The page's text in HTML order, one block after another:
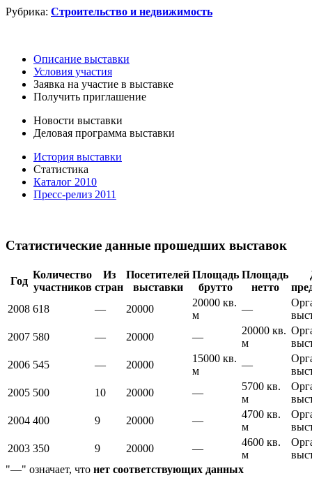
Рубрика: Строительство и недвижимость
Описание выставки
Условия участия
Заявка на участие в выставке
Получить приглашение
Новости выставки
Деловая программа выставки
История выставки
Статистика
Каталог 2010
Пресс-релиз 2011
Статистические данные прошедших выставок
Год
Количество
участников
Из
стран
Посетителей
выставки
Площадь
брутто
Площадь
нетто
2008 618 — 20000
20000 кв.
м
—
2007 580 — 20000 —
20000 кв.
м
2006 545 — 20000
15000 кв.
м
—
2005 500 10 20000 —
5700 кв.
м
2004 400 9 20000 —
4700 кв.
м
2003 350 9 20000 —
4600 кв.
м
"—" означает, что нет соответствующих данных